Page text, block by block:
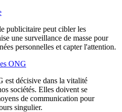
publicitaire peut cibler les
une surveillance de masse pour
personnelles et capter l'attention.
ONG
est décisive dans la vitalité
sociétés. Elles doivent se
de communication pour
singulier.